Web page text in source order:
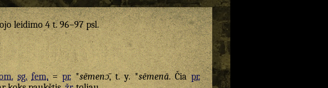
leidimo 4 t. 96–97 psl.
sg. fem.=pr.*sēmenɔ̄, t. y. *sēmenā. Čiapr.